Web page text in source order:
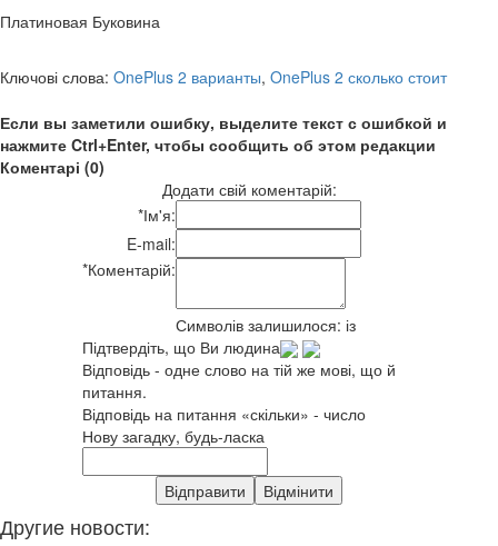
Платиновая Буковина
Ключові слова: OnePlus 2 варианты, OnePlus 2 сколько стоит
Если вы заметили ошибку, выделите текст с ошибкой и
нажмите Ctrl+Enter, чтобы сообщить об этом редакции
Коментарі (0)
Додати свій коментарій:
*Ім'я:
E-mail:
*Коментарій:
Символів залишилося: із
Підтвердіть, що Ви людина
Відповідь - одне слово на тій же мові, що й
питання.
Відповідь на питання «скільки» - число
Нову загадку, будь-ласка
Другие новости: